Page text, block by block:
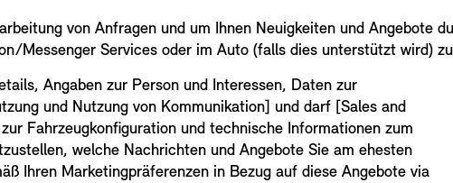
von Anfragen und um Ihnen Neuigkeiten und Angebote
Messenger Services oder im Auto (falls dies unterstützt wird)
Angaben zur Person und Interessen, Daten zur
und Nutzung von Kommunikation] und darf [Sales and
Fahrzeugkonfiguration und technische Informationen zum
welche Nachrichten und Angebote Sie am ehesten
Ihren Marketingpräferenzen in Bezug auf diese Angebote via